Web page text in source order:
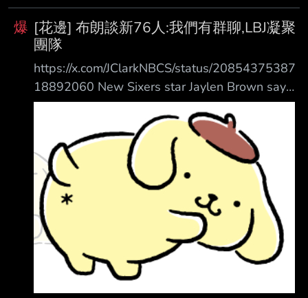
國王並沒有像其他幾支球隊在球季尾聲那樣徹底
擺爛，他們 反而持續讓幾位有生產力的老將上
場，並開始大量培養年輕球員，最終累積出足夠
的氣勢 ，在最後18場比賽中贏下8場。這段期間
可以說是他們整個球季打得最好、同時也是最具
自我毀滅的一段期間。 正因如此，國王戰績超
越了巫師、籃網和溜馬，
爆 [花邊] 布朗談新76人:我們有群聊,LBJ凝聚
團隊
https://x.com/JClarkNBCS/status/20854375387
18892060 New Sixers star Jaylen Brown says
the Sixers players including LeBron James have
a group chat and text every day and LeBron is
active in coming together as a te am “Winning
is the first thing on my mind”